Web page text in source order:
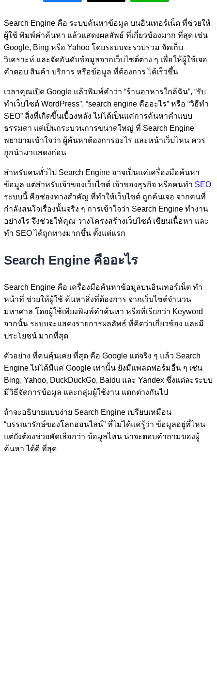
Search Engine คือ ระบบค้นหาข้อมูล บนอินเทอร์เน็ต ที่ช่วยให้
ผู้ใช้ พิมพ์คำค้นหา แล้วแสดงผลลัพธ์ ที่เกี่ยวข้องมาก ที่สุด เช่น
Google, Bing หรือ Yahoo โดยระบบจะรวบรวม จัดเก็บ
วิเคราะห์ และจัดอันดับข้อมูลจากเว็บไซต์ต่าง ๆ เพื่อให้ผู้ใช้เจอ
คำตอบ สินค้า บริการ หรือข้อมูล ที่ต้องการ ได้เร็วขึ้น
เวลาคุณเปิด Google แล้วพิมพ์คำว่า “ร้านอาหารใกล้ฉัน”, “รับ
ทำเว็บไซต์ WordPress”, “search engine คืออะไร” หรือ “วิธีทำ
SEO” สิ่งที่เกิดขึ้นเบื้องหลัง ไม่ได้เป็นแค่การค้นหาคำแบบ
ธรรมดา แต่เป็นกระบวนการขนาดใหญ่ ที่ Search Engine
พยายามเข้าใจว่า ผู้ค้นหาต้องการอะไร และหน้าเว็บไหน ควร
ถูกนำมาแสดงก่อน
สำหรับคนทั่วไป Search Engine อาจเป็นแค่เครื่องมือค้นหา
ข้อมูล แต่สำหรับเจ้าของเว็บไซต์ เจ้าของธุรกิจ หรือคนทำ SEO
ระบบนี้ คือช่องทางสำคัญ ที่ทำให้เว็บไซต์ ถูกค้นเจอ จากคนที่
กำลังสนใจเรื่องนั้นจริง ๆ การเข้าใจว่า Search Engine ทำงาน
อย่างไร จึงช่วยให้คุณ วางโครงสร้างเว็บไซต์ เขียนเนื้อหา และ
ทำ SEO ได้ถูกทางมากขึ้น ตั้งแต่แรก
Search Engine คืออะไร
Search Engine คือ เครื่องมือค้นหาข้อมูลบนอินเทอร์เน็ต ทำ
หน้าที่ ช่วยให้ผู้ใช้ ค้นหาสิ่งที่ต้องการ จากเว็บไซต์จำนวน
มหาศาล โดยผู้ใช้เพียงพิมพ์คำค้นหา หรือที่เรียกว่า Keyword
จากนั้น ระบบจะแสดงรายการผลลัพธ์ ที่คิดว่าเกี่ยวข้อง และมี
ประโยชน์ มากที่สุด
ตัวอย่าง ที่คนคุ้นเคย ที่สุด คือ Google แต่จริง ๆ แล้ว Search
Engine ไม่ได้มีแค่ Google เท่านั้น ยังมีแพลตฟอร์มอื่น ๆ เช่น
Bing, Yahoo, DuckDuckGo, Baidu และ Yandex ซึ่งแต่ละระบบ
มีวิธีจัดการข้อมูล และกลุ่มผู้ใช้งาน แตกต่างกันไป
ถ้าจะอธิบายแบบง่าย Search Engine เปรียบเหมือน
“บรรณารักษ์ของโลกออนไลน์” ที่ไม่ได้แค่รู้ว่า ข้อมูลอยู่ที่ไหน
แต่ยังต้องช่วยคัดเลือกว่า ข้อมูลไหน น่าจะตอบคำถามของผู้
ค้นหา ได้ดี ที่สุด